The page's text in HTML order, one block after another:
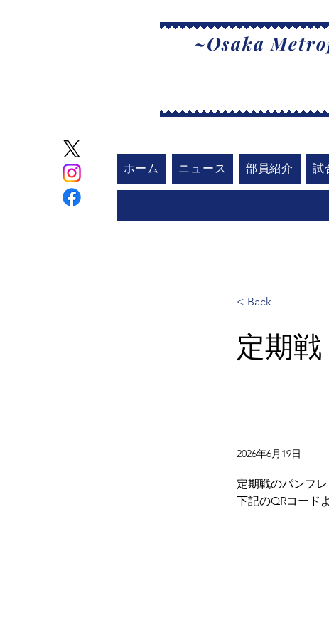
~Osaka
ホーム ニュース 部員紹介 試
< Back
定期
2026年6月19日
定期戦のパンフ
下記のQRコード